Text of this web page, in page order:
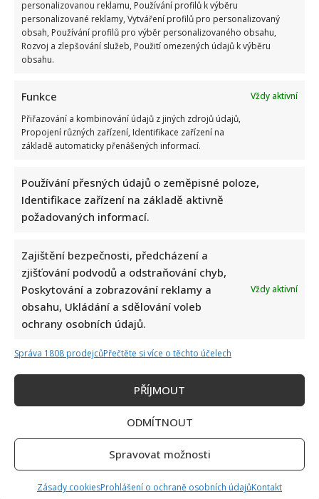
personalizovanou reklamu, Používání profilů k výběru
personalizované reklamy, Vytváření profilů pro personalizovaný
obsah, Používání profilů pro výběr personalizovaného obsahu,
Rozvoj a zlepšování služeb, Použití omezených údajů k výběru
obsahu.
Funkce
Vždy aktivní
Přiřazování a kombinování údajů z jiných zdrojů údajů,
Propojení různých zařízení, Identifikace zařízení na
základě automaticky přenášených informací.
Používání přesných údajů o zeměpisné poloze,
Identifikace zařízení na základě aktivně
požadovaných informací.
Zajištění bezpečnosti, předcházení a
zjišťování podvodů a odstraňování chyb,
Poskytování a zobrazování reklamy a
obsahu, Ukládání a sdělování voleb
ochrany osobních údajů.
Vždy aktivní
Správa 1808 prodejcůPřečtěte si více o těchto účelech
PŘÍJMOUT
ODMÍTNOUT
Spravovat možnosti
Zásady cookiesProhlášení o ochraně osobních údajůKontakt